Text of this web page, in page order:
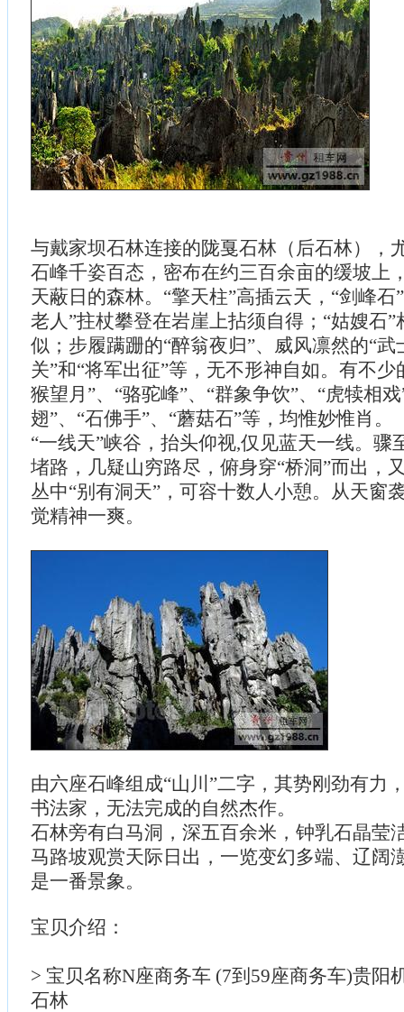
与戴家坝石林连接的陇戛石林（后石林），
石峰千姿百态，密布在约三百余亩的缓坡上
天蔽日的森林。“擎天柱”高插云天，“剑峰石
老人”拄杖攀登在岩崖上拈须自得；“姑嫂石
似；步履蹒跚的“醉翁夜归”、威风凛然的“武
关”和“将军出征”等，无不形神自如。有不
猴望月”、“骆驼峰”、“群象争饮”、“虎犊相
翅”、“石佛手”、“蘑菇石”等，均惟妙惟肖。
“一线天”峡谷，抬头仰视,仅见蓝天一线。骤
堵路，几疑山穷路尽，俯身穿“桥洞”而出，
丛中“别有洞天”，可容十数人小憩。从天窗
觉精神一爽。
由六座石峰组成“山川”二字，其势刚劲有力
书法家，无法完成的自然杰作。
石林旁有白马洞，深五百余米，钟乳石晶莹
马路坡观赏天际日出，一览变幻多端、辽阔
是一番景象。
宝贝介绍：
> 宝贝名称N座商务车 (7到59座商务车)贵阳
石林